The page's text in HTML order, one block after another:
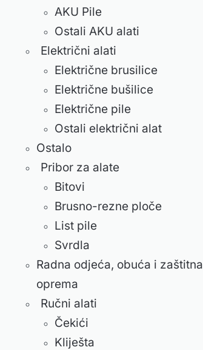
AKU Pile
Ostali AKU alati
Električni alati
Električne brusilice
Električne bušilice
Električne pile
Ostali električni alat
Ostalo
Pribor za alate
Bitovi
Brusno-rezne ploče
List pile
Svrdla
Radna odjeća, obuća i zaštitna
oprema
Ručni alati
Čekići
Kliješta